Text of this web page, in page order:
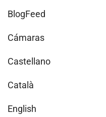
BlogFeed
Cámaras
Castellano
Català
English